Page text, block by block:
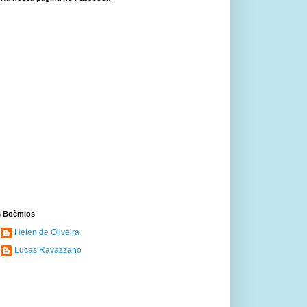
Boêmios
Helen de Oliveira
Lucas Ravazzano